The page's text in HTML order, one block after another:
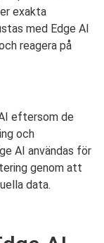
exakta
med Edge AI
reagera på
eftersom de
och
AI användas för
genom att
data.